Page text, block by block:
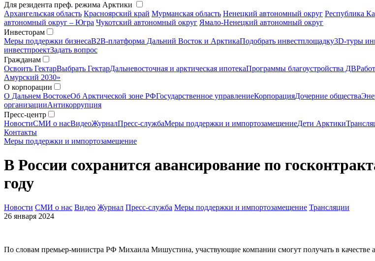
Для резидента преф. режима Арктики
Архангельская область Красноярский край Мурманская область Ненецкий автономный округ Республика
автономный округ – Югра Чукотский автономный округ Ямало-Ненецкий автономный округ
Инвесторам
Меры поддержки бизнесаB2B-платформа Дальний Восток и АрктикаПодобрать инвестплощадку3D-туры
инвестпроектЗадать вопрос
Гражданам
Освоить ГектарВыбрать ГектарДальневосточная и арктическая ипотекаПрограммы благоустройства ДВ
Амурский 2030»
О корпорации
О Дальнем ВостокеОб Арктической зоне РФГосударственное управлениеКорпорацияДочерние общества
организацииАнтикоррупция
Пресс-центр
НовостиСМИ о насВидеоЖурналПресс-службаМеры поддержки и импортозамещениеДети Арктики
Контакты
Меры поддержки и импортозамещение
В России сохранится авансирование по
году
Новости СМИ о нас Видео Журнал Пресс-служба Меры поддержки и импортозамещение Трансляции
26 января 2024
По словам премьер-министра РФ Михаила Мишустина, участвующие компании смогут получать в качестве